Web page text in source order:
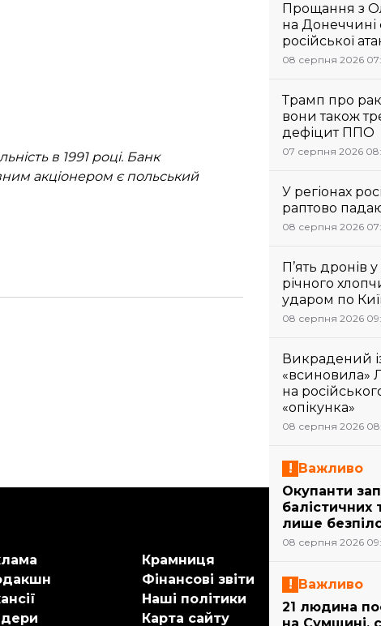
в 1991 році. Банк
акціонером є польський
Прощання з
на Донеччині
російської
08 серпня 2026
Трамп про
вони також
дефіцит ППО
07 серпня 2026
У регіонах
раптово
08 серпня 2026
П’ять дронів
річного
ударом по
08 серпня 2026
Викрадений
«всиновила»
на
«опікунка»
08 серпня 2026
Важливо
Окупанти
балістичних
лише
08 серпня 2026
Важливо
21 людина
Крамниця
Фінансові звіти
Наші політики
Карта сайту